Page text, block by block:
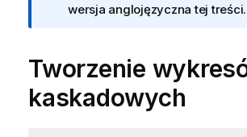
wersja anglojęzyczna tej treści.
Tworzenie
kaskadowych